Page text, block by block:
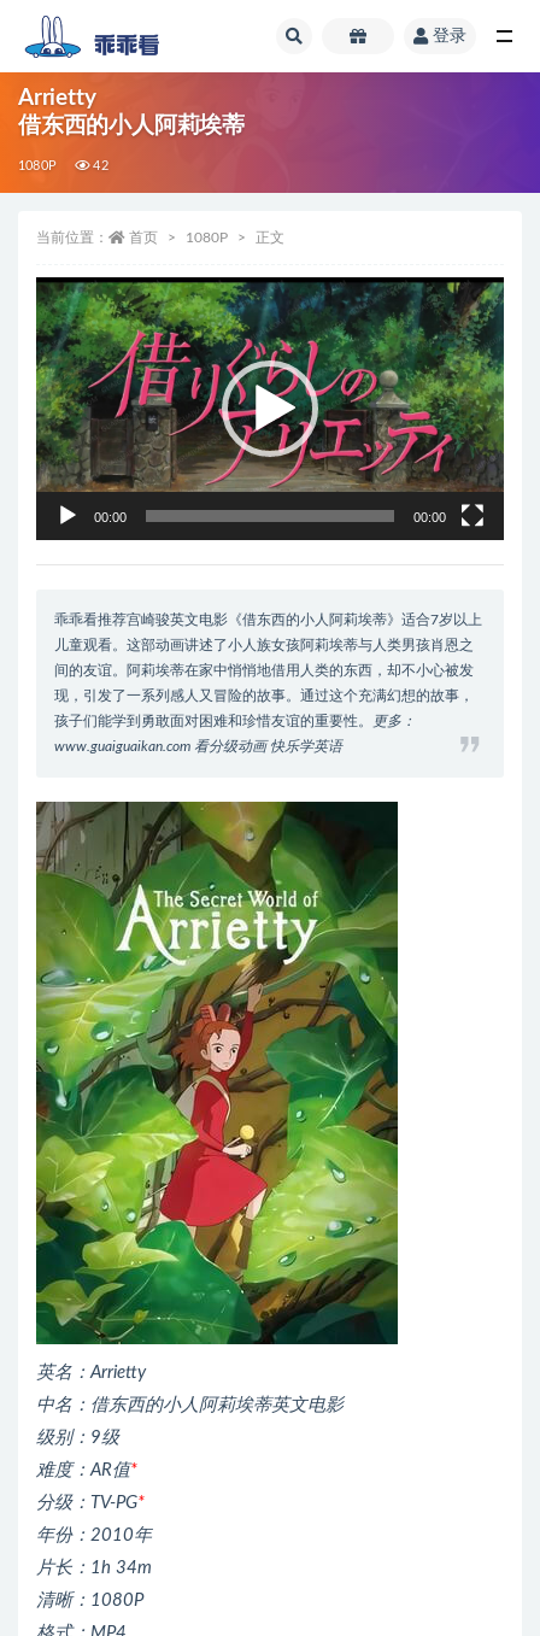
登录
Arrietty
借东西的小人阿莉埃蒂
1080P 42
当前位置： 首页 1080P 正文
视
频
播
放
器
00:00 00:00
乖乖看推荐宫崎骏英文电影《借东西的小人阿莉埃蒂》适合7岁以上
儿童观看。这部动画讲述了小人族女孩阿莉埃蒂与人类男孩肖恩之
间的友谊。阿莉埃蒂在家中悄悄地借用人类的东西，却不小心被发
现，引发了一系列感人又冒险的故事。通过这个充满幻想的故事，
孩子们能学到勇敢面对困难和珍惜友谊的重要性。
更多：
www.guaiguaikan.com 看分级动画 快乐学英语
英名：Arrietty
中名：借东西的小人阿莉埃蒂英文电影
级别：9级
难度：AR值*
分级：TV-PG*
年份：2010年
片长：1h 34m
清晰：1080P